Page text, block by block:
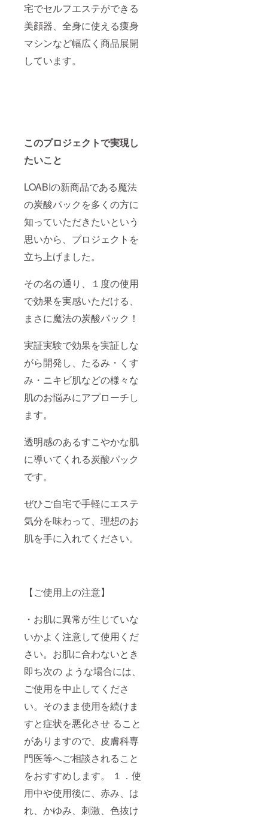
宅でセルフエステができる
美顔器、全身に使える痩身
マシンなど幅広く商品展開
しています。
このプロジェクトで実現し
たいこと
LOABIの新商品である魔法
の炭酸パックを多くの方に
知っていただきたいという
思いから、プロジェクトを
立ち上げました。
その名の通り、１度の使用
で効果を実感いただける、
まさに魔法の炭酸パック！
実証実験で効果を実証しな
がら開発し、たるみ・くす
み・ニキビ肌などの様々な
肌のお悩みにアプローチし
ます。
透明感のあるすこやかな肌
に導いてくれる炭酸パック
です。
ぜひご自宅で手軽にエステ
気分を味わって、理想のお
肌を手に入れてください。
【ご使用上の注意】
・お肌に異常が生じていな
いかよく注意して使用くだ
さい。お肌に合わないとき
即ち次の ような場合には、
ご使用を中止してくださ
い。そのまま使用を続けま
すと症状を悪化させ ること
がありますので、皮膚科専
門医等へご相談されること
をおすすめします。 １．使
用中や使用後に、赤み、は
れ、かゆみ、刺激、色抜け